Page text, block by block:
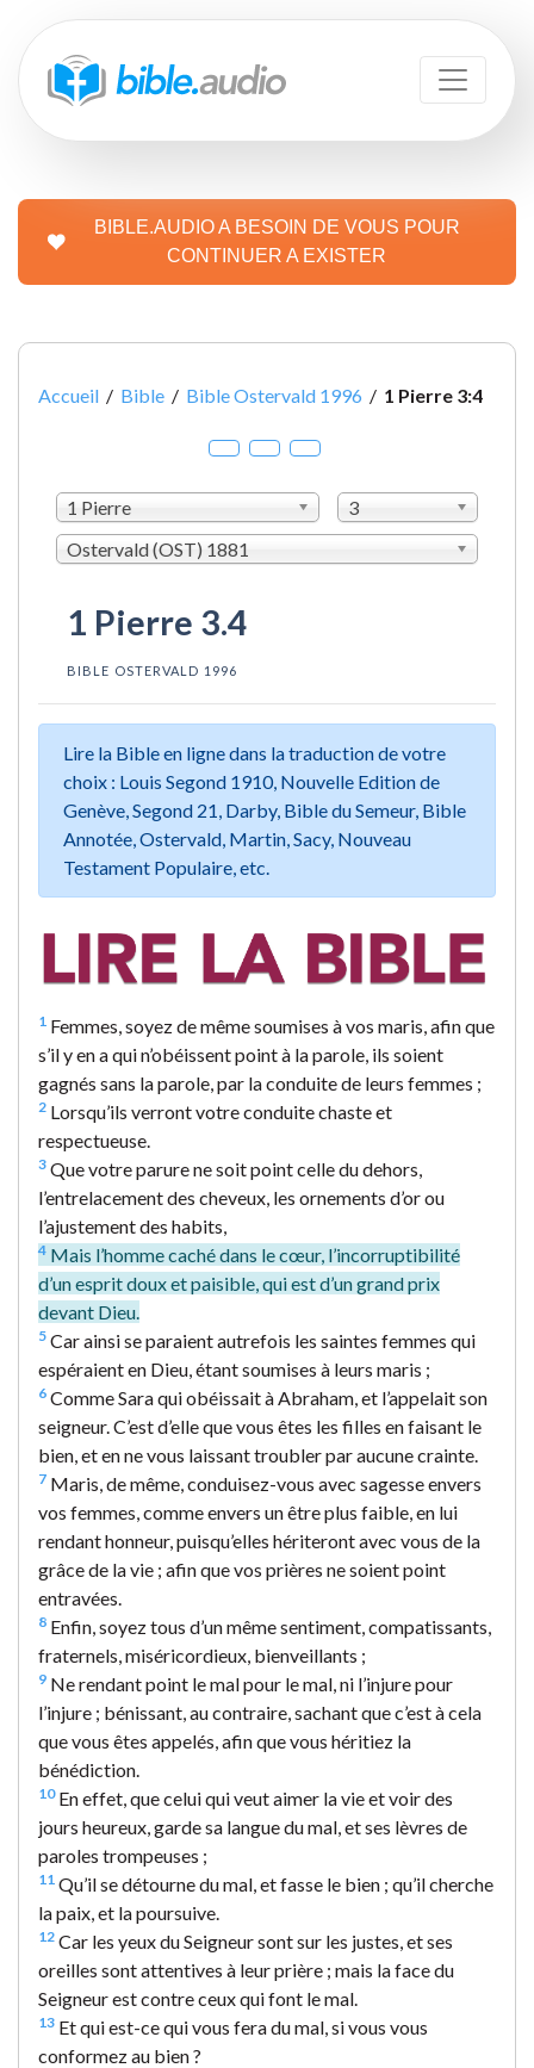
BIBLE.AUDIO A BESOIN DE VOUS POUR
CONTINUER A EXISTER
Accueil / Bible / Bible Ostervald 1996 / 1 Pierre 3:4
1 Pierre
3
Ostervald (OST) 1881
1 Pierre 3.4
BIBLE OSTERVALD 1996
Lire la Bible en ligne dans la traduction de votre
choix : Louis Segond 1910, Nouvelle Edition de
Genève, Segond 21, Darby, Bible du Semeur, Bible
Annotée, Ostervald, Martin, Sacy, Nouveau
Testament Populaire, etc.
1 Femmes, soyez de même soumises à vos maris, afin que
s’il y en a qui n’obéissent point à la parole, ils soient
gagnés sans la parole, par la conduite de leurs femmes ;
2 Lorsqu’ils verront votre conduite chaste et
respectueuse.
3 Que votre parure ne soit point celle du dehors,
l’entrelacement des cheveux, les ornements d’or ou
l’ajustement des habits,
4 Mais l’homme caché dans le cœur, l’incorruptibilité
d’un esprit doux et paisible, qui est d’un grand prix
devant Dieu.
5 Car ainsi se paraient autrefois les saintes femmes qui
espéraient en Dieu, étant soumises à leurs maris ;
6 Comme Sara qui obéissait à Abraham, et l’appelait son
seigneur. C’est d’elle que vous êtes les filles en faisant le
bien, et en ne vous laissant troubler par aucune crainte.
7 Maris, de même, conduisez-vous avec sagesse envers
vos femmes, comme envers un être plus faible, en lui
rendant honneur, puisqu’elles hériteront avec vous de la
grâce de la vie ; afin que vos prières ne soient point
entravées.
8 Enfin, soyez tous d’un même sentiment, compatissants,
fraternels, miséricordieux, bienveillants ;
9 Ne rendant point le mal pour le mal, ni l’injure pour
l’injure ; bénissant, au contraire, sachant que c’est à cela
que vous êtes appelés, afin que vous héritiez la
bénédiction.
10En effet, que celui qui veut aimer la vie et voir des
jours heureux, garde sa langue du mal, et ses lèvres de
paroles trompeuses ;
11 Qu’il se détourne du mal, et fasse le bien ; qu’il cherche
la paix, et la poursuive.
12 Car les yeux du Seigneur sont sur les justes, et ses
oreilles sont attentives à leur prière ; mais la face du
Seigneur est contre ceux qui font le mal.
13 Et qui est-ce qui vous fera du mal, si vous vous
conformez au bien ?